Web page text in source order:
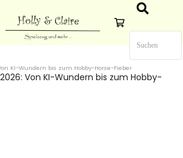
KI-Wundern bis zum Hobby-Horse-Fieber
Von KI-Wundern bis zum Hobby-